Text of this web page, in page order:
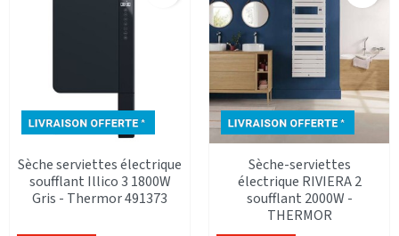
Sèche serviettes électrique
soufflant Illico 3 1800W
Gris - Thermor 491373
Sèche-serviettes
électrique RIVIERA 2
soufflant 2000W -
THERMOR